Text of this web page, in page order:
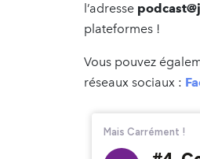
l’adresse
plateformes !
Vous pouvez
réseaux sociaux :